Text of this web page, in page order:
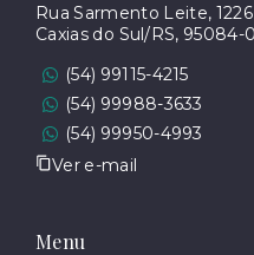
Rua Sarmento Leite,
Caxias do Sul/RS, 95084-
(54) 99115-4215
(54) 99988-3633
(54) 99950-4993
Ver e-mail
Menu